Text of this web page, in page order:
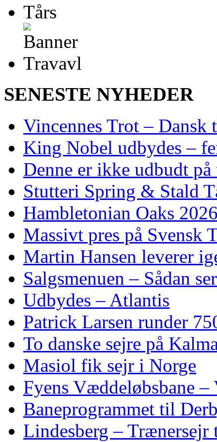
SENESTE NYHEDER
Vincennes Trot –
King Nobel udbydes –
Denne er ikke udbudt
Stutteri Spring & Stald
Hambletonian Oaks
Massivt pres på Svensk
Martin Hansen leverer
Salgsmenuen – Sådan
Udbydes – Atlantis
Patrick Larsen runder
To danske sejre på
Masiol fik sejr i Norge
Fyens Væddeløbsbane
Baneprogrammet til
Lindesberg – Trænersejr